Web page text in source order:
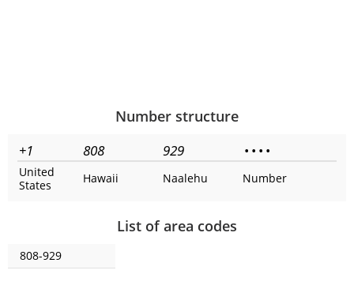
Number structure
+1 808 929 • • • •
United
States
Hawaii Naalehu Number
List of area codes
808-929